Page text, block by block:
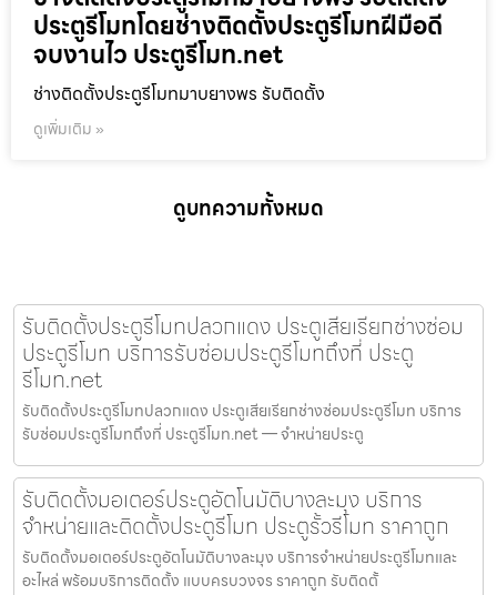
ประตูรีโมทโดยช่างติดตั้งประตูรีโมทฝีมือดี
จบงานไว ประตูรีโมท.net
ช่างติดตั้งประตูรีโมทมาบยางพร รับติดตั้ง
ดูเพิ่มเติม »
ดูบทความทั้งหมด
รับติดตั้งประตูรีโมทปลวกแดง ประตูเสียเรียกช่างซ่อม
ประตูรีโมท บริการรับซ่อมประตูรีโมทถึงที่ ประตู
รีโมท.net
รับติดตั้งประตูรีโมทปลวกแดง ประตูเสียเรียกช่างซ่อมประตูรีโมท บริการ
รับซ่อมประตูรีโมทถึงที่ ประตูรีโมท.net — จำหน่ายประตู
รับติดตั้งมอเตอร์ประตูอัตโนมัติบางละมุง บริการ
จำหน่ายและติดตั้งประตูรีโมท ประตูรั้วรีโมท ราคาถูก
รับติดตั้งมอเตอร์ประตูอัตโนมัติบางละมุง บริการจำหน่ายประตูรีโมทและ
อะไหล่ พร้อมบริการติดตั้ง แบบครบวงจร ราคาถูก รับติดตั้